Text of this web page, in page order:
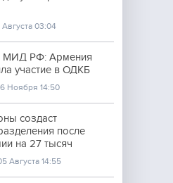
Августа 03:04
МИД РФ: Армения
участие в ОДКБ
Ноября 14:50
создаст
после
на 27 тысяч
Августа 14:55